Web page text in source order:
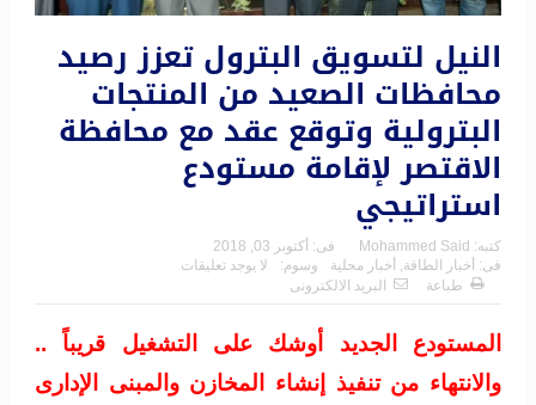
النيل لتسويق البترول تعزز رصيد
محافظات الصعيد من المنتجات
البترولية وتوقع عقد مع محافظة
الاقتصر لإقامة مستودع
استراتيجي
كتبه: Mohammed Said فى: أكتوبر 03, 2018
فى: أخبار الطاقة أخبار محلية وسوم:
لا يوجد تعليقات
طباعة
البريد الالكترونى
المستودع الجديد أوشك على التشغيل قريباً ..
والانتهاء من تنفيذ إنشاء المخازن والمبنى الإدارى